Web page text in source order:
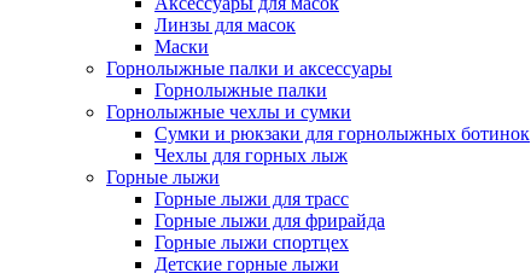
Линзы для масок
Маски
Горнолыжные палки и аксессуары
Горнолыжные палки
Горнолыжные чехлы и сумки
Сумки и рюкзаки для горнолыжных ботинок
Чехлы для горных лыж
Горные лыжи
Горные лыжи для трасс
Горные лыжи для фрирайда
Горные лыжи спортцех
Детские горные лыжи